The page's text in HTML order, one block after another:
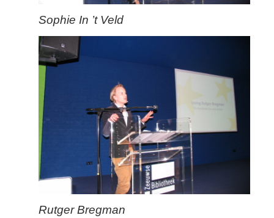
Sophie In ’t Veld
Rutger Bregman